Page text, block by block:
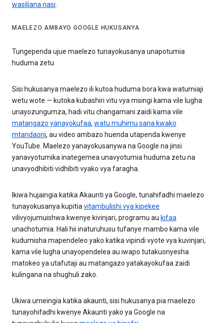
wasiliana nasi.
MAELEZO AMBAYO GOOGLE HUKUSANYA
Tungependa ujue maelezo tunayokusanya unapotumia
huduma zetu
Sisi hukusanya maelezo ili kutoa huduma bora kwa watumiaji
wetu wote — kutoka kubashiri vitu vya msingi kama vile lugha
unayozungumza, hadi vitu changamani zaidi kama vile
matangazo yanayokufaa, watu muhimu sana kwako
mtandaoni, au video ambazo huenda utapenda kwenye
YouTube. Maelezo yanayokusanywa na Google na jinsi
yanavyotumika inategemea unavyotumia huduma zetu na
unavyodhibiti vidhibiti vyako vya faragha.
Ikiwa hujaingia katika Akaunti ya Google, tunahifadhi maelezo
tunayokusanya kupitiavitambulishi vya kipekee
vilivyojumuishwa kwenye kivinjari, programu au kifaa
unachotumia. Hali hii inaturuhusu tufanye mambo kama vile
kudumisha mapendeleo yako katika vipindi vyote vya kuvinjari,
kama vile lugha unayopendelea au iwapo tutakuonyesha
matokeo ya utafutaji au matangazo yatakayokufaa zaidi
kulingana na shughuli zako.
Ukiwa umeingia katika akaunti, sisi hukusanya pia maelezo
tunayohifadhi kwenye Akaunti yako ya Google na